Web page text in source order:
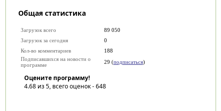
Общая статистика
Загрузок всего
89 050
Загрузок за сегодня
0
Кол-во комментариев
188
Подписавшихся на новости о
программе
29 (подписаться)
Оцените программу!
4.68из 5, всего оценок -648